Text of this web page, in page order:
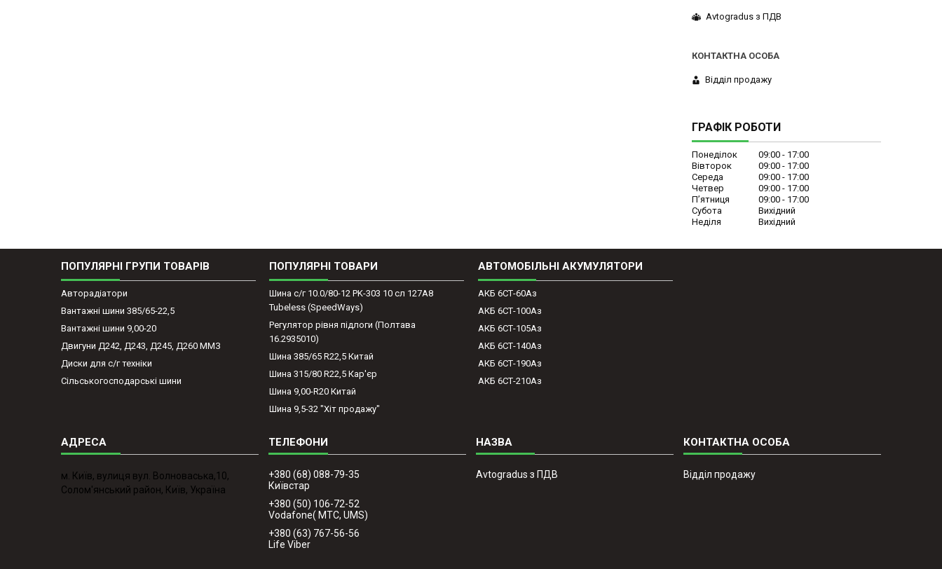
Avtogradus з ПДВ
Відділ продажу
ГРАФІК РОБОТИ
Понеділок 09:00
17:00
Вівторок
09:00
17:00
Середа
09:00
17:00
Четвер
09:00
17:00
Пʼятниця
09:00
17:00
Субота
Вихідний
Неділя
Вихідний
ПОПУЛЯРНІ ГРУПИ ТОВАРІВ
Авторадіатори
Вантажні шини 385/65-22,5
Вантажні шини 9,00-20
Двигуни Д242, Д243, Д245, Д260 ММЗ
Диски для с/г техніки
Сільськогосподарські шини
ПОПУЛЯРНІ ТОВАРИ
Шина с/г 10.0/80-12 PK-303 10 сл 127A8
Tubeless (SpeedWays)
Регулятор рівня підлоги (Полтава
16.2935010)
Шина 385/65 R22,5 Китай
Шина 315/80 R22,5 Кар'єр
Шина 9,00-R20 Китай
Шина 9,5-32 "Хіт продажу"
АВТОМОБІЛЬНІ АКУМУЛЯТОРИ
АКБ 6СТ-60Аз
АКБ 6СТ-100Аз
АКБ 6СТ-105Аз
АКБ 6СТ-140Аз
АКБ 6СТ-190Аз
АКБ 6СТ-210Аз
м. Київ, вулиця вул. Волноваська,10,
Солом'янський район, Київ, Україна
+380 (68) 088-79-35
Київстар
+380 (50) 106-72-52
Vodafone( МТС, UMS)
+380 (63) 767-56-56
Life Viber
Avtogradus з ПДВ Відділ продажу